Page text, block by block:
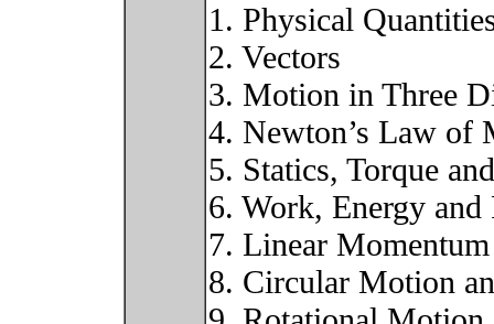
1. Physical
2. Vectors
3. Motion in Three
4. Newton’s Law of
5. Statics, Torque
6. Work, Energy and
7. Linear Momentum
8. Circular Motion